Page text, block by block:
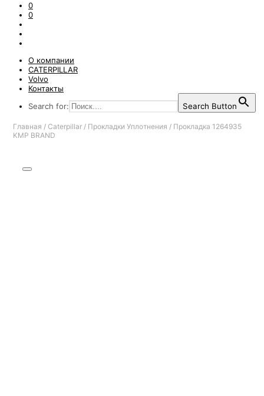
0
0
О компании
CATERPILLAR
Volvo
Контакты
Search for:
Search Button
Главная / Caterpillar / Прокладки Уплотнения / Прокладка 1264935
KMP BRAND